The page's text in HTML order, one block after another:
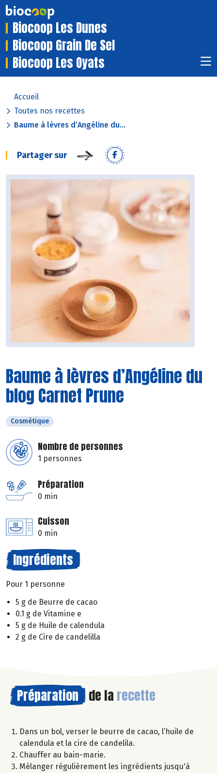
Biocoop Les Dunes
Biocoop Grain De Sel
Biocoop Les Oyats
Accueil
Toutes nos recettes
Baume à lèvres d’Angéline du...
Partager sur
Baume à lèvres d’Angéline du
blog Carnet Prune
Cosmétique
Nombre de personnes
1 personnes
Préparation
0 min
Cuisson
0 min
Ingrédients
Pour 1 personne
5 g de Beurre de cacao
0.1 g de Vitamine e
5 g de Huile de calendula
2 g de Cire de candelilla
Préparation de la recette
Dans un bol, verser le beurre de cacao, l’huile de
calendula et la cire de candelila.
Chauffer au bain-marie.
Mélanger régulièrement les ingrédients jusqu'à